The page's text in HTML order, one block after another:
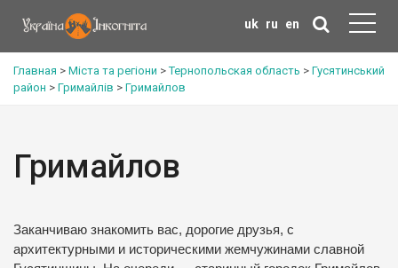
uk ru en
Главная > Міста та регіони >Тернопольская область > Гусятинський
район > Гримайлів > Гримайлов
Гримайлов
Заканчиваю знакомить вас, дорогие друзья, с
архитектурными и историческими жемчужинами славной